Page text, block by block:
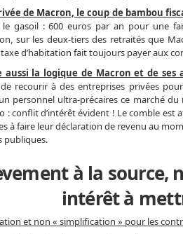
de Macron, le coup de bambou
le gasoil : 600 euros par an pour une
sur les deux-tiers des retraités que
taxe d’habitation fait toujours payer aux
aussi la logique de Macron et de
recourir à des entreprises privées
personnel ultra-précaires ce marché
: conflit d’intérêt évident ! Le comble
à faire leur déclaration de revenu au
publiques.
à la source,
intérêt à
et non « simplification » pour les